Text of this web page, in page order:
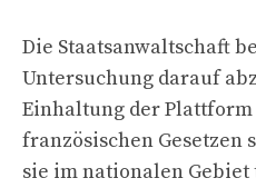
Die Staatsanwaltschaft
Untersuchung darauf
Einhaltung der
französischen Gesetzen
sie im nationalen Gebiet